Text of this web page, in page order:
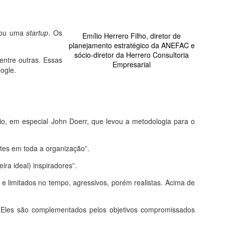
Emílio Herrero Filho, diretor de
planejamento estratégico da ANEFAC e
sócio-diretor da Herrero Consultoria
Empresarial
umastartup. Os
outras. Essas
em especial John Doerr, que levou a metodologia para o
em toda a organização”.
ideal) inspiradores”.
limitados no tempo, agressivos, porém realistas. Acima de
são complementados pelos objetivos compromissados